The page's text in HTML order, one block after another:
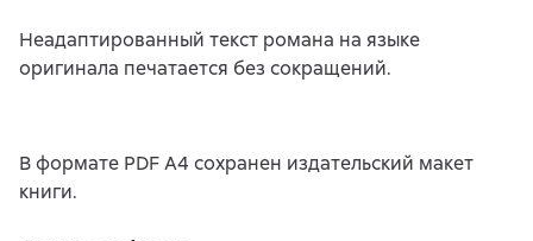
Неадаптированный текст романа на языке
оригинала печатается без сокращений.
В формате PDF A4 сохранен издательский макет
книги.